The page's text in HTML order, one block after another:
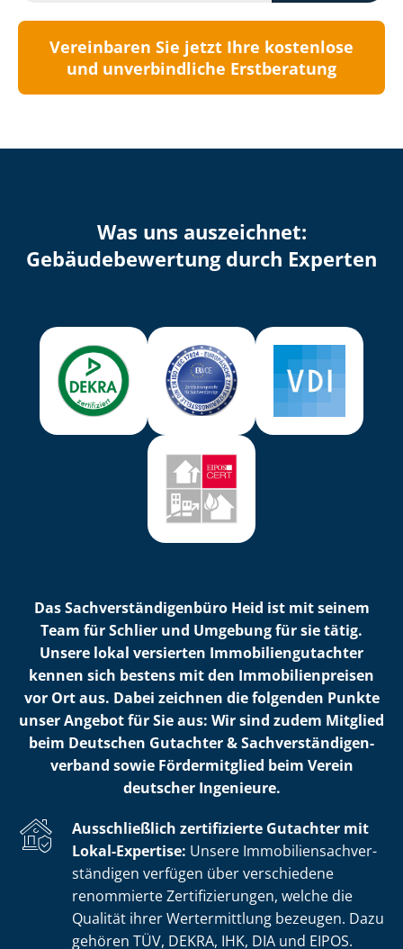
Vereinbaren Sie jetzt Ihre kostenlose
und unverbindliche Erstberatung
Was uns auszeichnet:
Ge­bäu­de­be­wer­tung durch Experten
Das Sach­ver­stän­di­gen­bü­ro Heid ist mit seinem
Team für Schlier und Umgebung für sie tätig.
Unsere lokal versierten Im­mo­bi­li­en­gut­ach­ter
kennen sich bestens mit den Im­mo­bi­li­en­prei­sen
vor Ort aus. Dabei zeichnen die folgenden Punkte
unser Angebot für Sie aus: Wir sind zudem Mitglied
beim Deutschen Gutachter & Sach­ver­stän­di­gen­
ver­band sowie Fördermitglied beim Verein
deutscher Ingenieure.
Ausschließlich zertifizierte Gutachter mit
Lokal-Expertise: Unsere Im­mo­bi­li­en­sach­ver­
stän­di­gen verfügen über verschiedene
renommierte Zer­ti­fi­zie­run­gen, welche die
Qualität ihrer Wertermittlung bezeugen. Dazu
gehören TÜV, DEKRA, IHK, DIA und EIPOS.